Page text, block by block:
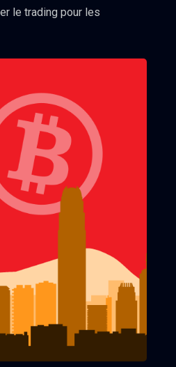
le trading pour les